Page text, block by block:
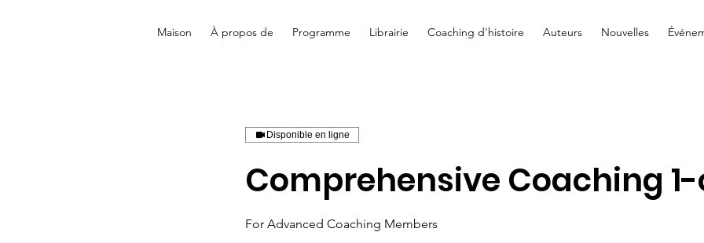
Maison À propos de Programme Librairie Coaching d'histoire Auteurs Nouvelles
Disponible en ligne
Comprehensive Coaching 1-
For Advanced Coaching Members